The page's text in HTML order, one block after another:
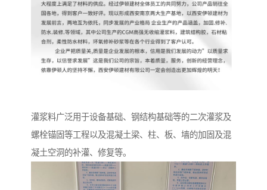
灌浆料广泛用于设备基础、钢结构基础等的二次灌浆及
螺栓锚固等工程以及混凝土梁、柱、板、墙的加固及混
凝土空洞的补灌、修复等。